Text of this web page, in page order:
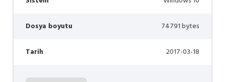
Dosya boyutu 74791 bytes
Tarih 2017-03-18